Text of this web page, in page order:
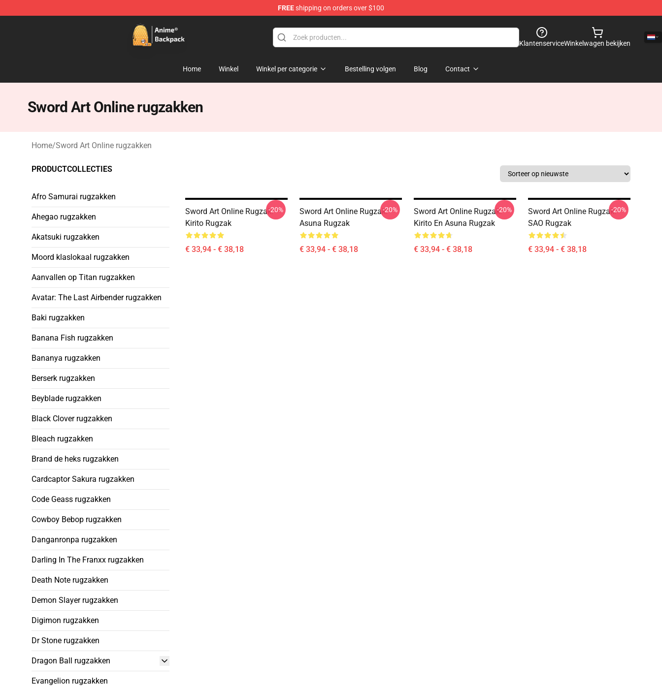
FREEshipping on orders over $100
Anime Backpack Shop - Official Anime Backpack Store for Anime Fans
KlantenserviceWinkelwagen bekijken
Home Winkel Winkel per categorie Bestelling volgen Blog Contact
Sword Art Online rugzakken
Home/Sword Art Online rugzakken
PRODUCTCOLLECTIES
Afro Samurai rugzakken
Ahegao rugzakken
Akatsuki rugzakken
Moord klaslokaal rugzakken
Aanvallen op Titan rugzakken
Avatar: The Last Airbender rugzakken
Baki rugzakken
Banana Fish rugzakken
Bananya rugzakken
Berserk rugzakken
Beyblade rugzakken
Black Clover rugzakken
Bleach rugzakken
Brand de heks rugzakken
Cardcaptor Sakura rugzakken
Code Geass rugzakken
Cowboy Bebop rugzakken
Danganronpa rugzakken
Darling In The Franxx rugzakken
Death Note rugzakken
Demon Slayer rugzakken
Digimon rugzakken
Dr Stone rugzakken
Dragon Ball rugzakken
Evangelion rugzakken
Sword Art Online Rugzak:
Kirito Rugzak
€ 33,94 - € 38,18
-20%
Sword Art Online Rugzak:
Asuna Rugzak
€ 33,94 - € 38,18
-20%
Sword Art Online Rugzak:
Kirito En Asuna Rugzak
€ 33,94 - € 38,18
-20%
Sword Art Online Rugzak:
SAO Rugzak
€ 33,94 - € 38,18
-20%